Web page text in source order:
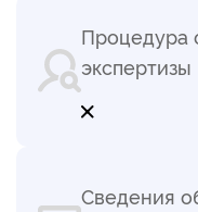
Процедура
экспертизы
Сведения